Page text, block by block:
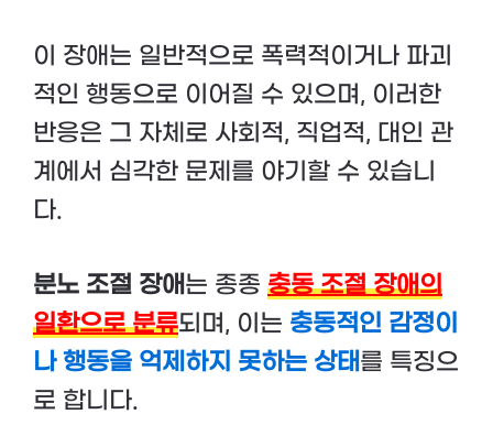
이 장애는 일반적으로 폭력적이거나 파괴
적인 행동으로 이어질 수 있으며, 이러한
반응은 그 자체로 사회적, 직업적, 대인 관
계에서 심각한 문제를 야기할 수 있습니
다.
분노 조절 장애는 종종 충동 조절 장애의
일환으로 분류되며, 이는 충동적인 감정이
나 행동을 억제하지 못하는 상태를 특징으
로 합니다.